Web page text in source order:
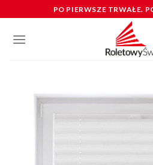
to
content
PO PIERWSZE TRWAŁE.